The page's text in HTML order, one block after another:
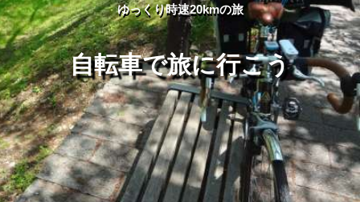
ゆっくり時速20kmの旅
自転車で旅に行こう